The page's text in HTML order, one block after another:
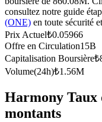
Copie de Trading
Rejoignez les
consultez notre guide
(ONE) en toute sécurité
Prix Actuel₺0.05966
Offre en Circulation15B
Capitalisation Boursière₺
Volume(24h)₺1.56M
Harmony Taux
montants